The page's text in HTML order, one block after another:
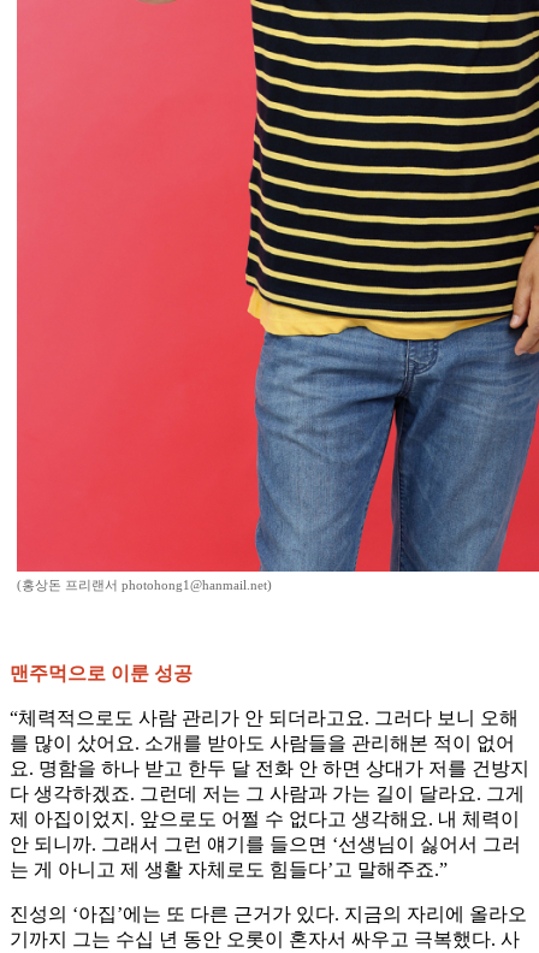
(홍상돈 프리랜서 photohong1@hanmail.net)
맨주먹으로 이룬 성공
“체력적으로도 사람 관리가 안 되더라고요. 그러다 보니 오해
를 많이 샀어요. 소개를 받아도 사람들을 관리해본 적이 없어
요. 명함을 하나 받고 한두 달 전화 안 하면 상대가 저를 건방지
다 생각하겠죠. 그런데 저는 그 사람과 가는 길이 달라요. 그게
제 아집이었지. 앞으로도 어쩔 수 없다고 생각해요. 내 체력이
안 되니까. 그래서 그런 얘기를 들으면 ‘선생님이 싫어서 그러
는 게 아니고 제 생활 자체로도 힘들다’고 말해주죠.”
진성의 ‘아집’에는 또 다른 근거가 있다. 지금의 자리에 올라오
기까지 그는 수십 년 동안 오롯이 혼자서 싸우고 극복했다. 사